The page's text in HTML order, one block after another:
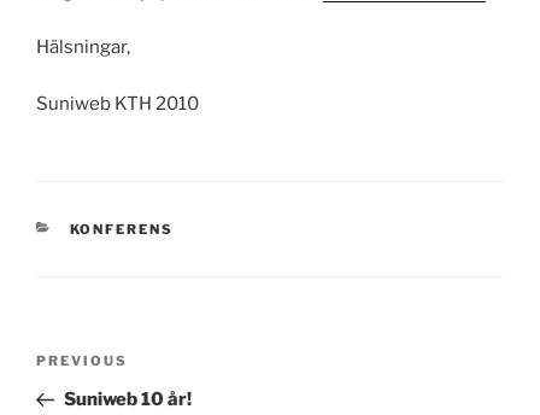
Hälsningar,
Suniweb KTH 2010
CATEGORIES
KONFERENS
Previous
Post
PREVIOUS
Suniweb 10 år!